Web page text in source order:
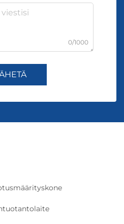
0/1000